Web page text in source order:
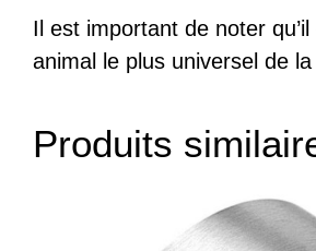
Il est important de noter
animal le plus universel de la
Produits